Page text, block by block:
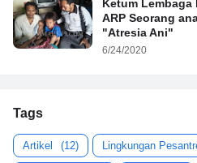
Ketum Lembaga
ARP Seorang
"Atresia Ani"
6/24/2020
Tags
Artikel (12) Lingkungan